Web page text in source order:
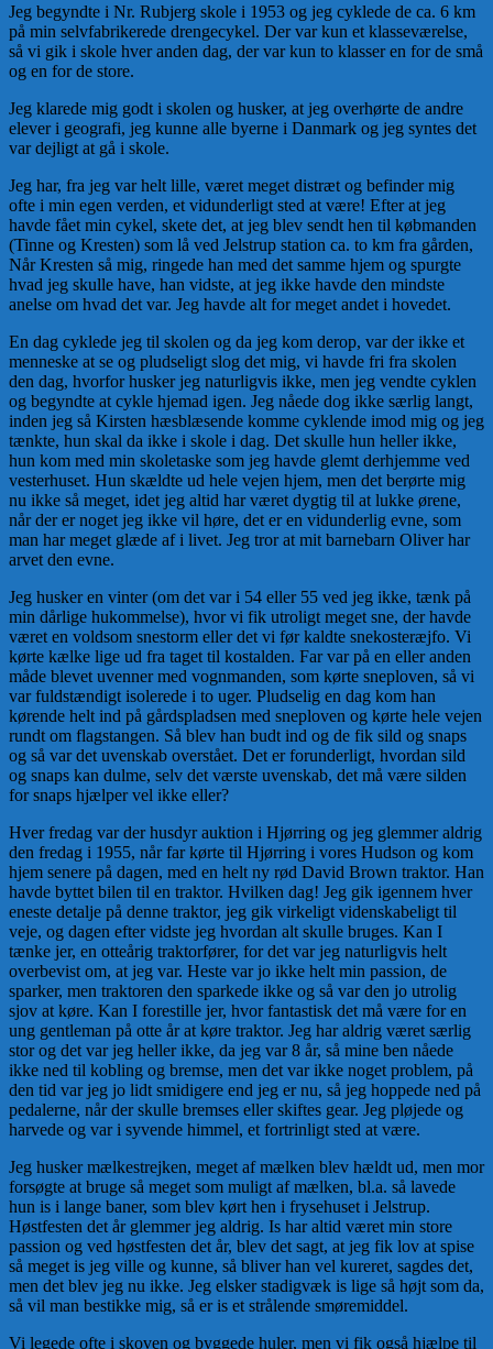
Jeg begyndte i Nr. Rubjerg skole i 1953 og jeg cyklede de ca. 6 km
på min selvfabrikerede drengecykel. Der var kun et klasseværelse,
så vi gik i skole hver anden dag, der var kun to klasser en for de små
og en for de store.
Jeg klarede mig godt i skolen og husker, at jeg overhørte de an­dre
elever i geografi, jeg kunne alle byerne i Danmark og jeg syntes det
var dejligt at gå i skole.
Jeg har, fra jeg var helt lille, været meget distræt og befinder mig
ofte i min egen verden, et vidunderligt sted at være! Efter at jeg
havde fået min cykel, skete det, at jeg blev sendt hen til købman­den
(Tinne og Kresten) som lå ved Jelstrup station ca. to km fra gården,
Når Kresten så mig, ringede han med det samme hjem og spurgte
hvad jeg skulle have, han vidste, at jeg ikke havde den mindste
anelse om hvad det var. Jeg havde alt for meget andet i hovedet.
En dag cyklede jeg til skolen og da jeg kom derop, var der ikke et
menneske at se og pludseligt slog det mig, vi havde fri fra skolen
den dag, hvorfor husker jeg naturligvis ikke, men jeg vendte cyklen
og begyndte at cykle hjemad igen. Jeg nåede dog ikke særlig langt,
inden jeg så Kirsten hæsblæsende komme cyk­lende imod mig og jeg
tænkte, hun skal da ikke i skole i dag. Det skulle hun heller ikke,
hun kom med min skoletaske som jeg havde glemt derhjemme ved
vesterhuset. Hun skældte ud hele vejen hjem, men det berørte mig
nu ikke så meget, idet jeg altid har været dygtig til at lukke ørene,
når der er noget jeg ikke vil høre, det er en vidunderlig evne, som
man har meget glæde af i livet. Jeg tror at mit barnebarn Oliver har
arvet den evne.
Jeg husker en vinter (om det var i 54 eller 55 ved jeg ikke, tænk på
min dårlige hukommelse), hvor vi fik utroligt meget sne, der havde
været en voldsom snestorm eller det vi før kaldte sne­kosteræjfo. Vi
kørte kælke lige ud fra taget til kostal­den. Far var på en eller anden
måde blevet uvenner med vognmanden, som kørte sneploven, så vi
var fuldstændigt isolerede i to uger. Pludselig en dag kom han
kørende helt ind på gårdspladsen med sneploven og kørte hele ve­jen
rundt om flagstangen. Så blev han budt ind og de fik sild og snaps
og så var det uvenskab over­stået. Det er forunderligt, hvordan sild
og snaps kan dulme, selv det værste uvenskab, det må være silden
for snaps hjælper vel ikke eller?
Hver fredag var der husdyr auktion i Hjørring og jeg glemmer al­drig
den fredag i 1955, når far kørte til Hjørring i vores Hudson og kom
hjem senere på dagen, med en helt ny rød David Brown traktor. Han
havde byttet bilen til en traktor. Hvilken dag! Jeg gik igennem hver
eneste detalje på denne traktor, jeg gik virkeligt videnskabeligt til
veje, og dagen efter vidste jeg hvordan alt skulle bruges. Kan I
tænke jer, en otteårig traktor­fører, for det var jeg naturligvis helt
overbevist om, at jeg var. Heste var jo ikke helt min passion, de
sparker, men traktoren den sparkede ikke og så var den jo utrolig
sjov at køre. Kan I forestille jer, hvor fantastisk det må være for en
ung gentleman på otte år at køre traktor. Jeg har aldrig været særlig
stor og det var jeg heller ikke, da jeg var 8 år, så mine ben nåede
ikke ned til kobling og bremse, men det var ikke noget problem, på
den tid var jeg jo lidt smidigere end jeg er nu, så jeg hoppede ned på
pedalerne, når der skulle bremses eller skiftes gear. Jeg plø­jede og
harvede og var i syvende him­mel, et fortrinligt sted at være.
Jeg husker mælkestrejken, meget af mælken blev hældt ud, men mor
forsøgte at bruge så meget som muligt af mælken, bl.a. så lavede
hun is i lange baner, som blev kørt hen i fryse­huset i Jelstrup.
Høstfesten det år glemmer jeg aldrig. Is har altid væ­ret min store
passion og ved høstfesten det år, blev det sagt, at jeg fik lov at spise
så meget is jeg ville og kunne, så bliver han vel kure­ret, sagdes det,
men det blev jeg nu ikke. Jeg elsker stadigvæk is lige så højt som da,
så vil man bestikke mig, så er is et strålende smøremiddel.
Vi legede ofte i skoven og byggede huler, men vi fik også hjælpe til